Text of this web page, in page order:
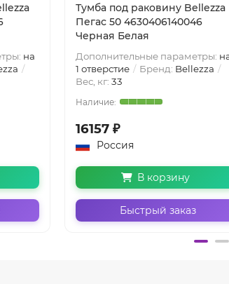
на
Тумба под раковину Bellezza
Пегас 50 4630406140046
Черная Белая
Дополнительные параметры:
1 отверстие
Бренд: Bellezza
Вес, кг: 33
16157 ₽
Россия
В корзину
Быстрый заказ